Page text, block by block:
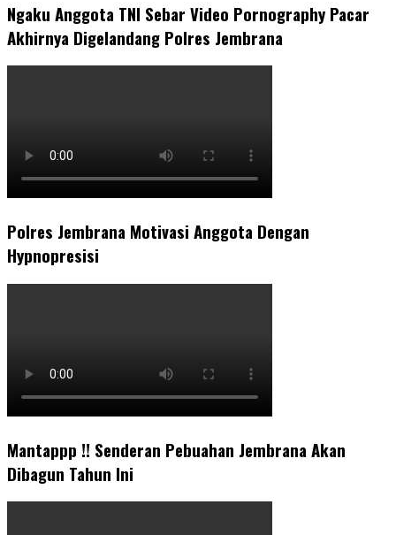
Ngaku Anggota TNI Sebar Video Pornography Pacar
Akhirnya Digelandang Polres Jembrana
Polres Jembrana Motivasi Anggota Dengan
Hypnopresisi
Mantappp !! Senderan Pebuahan Jembrana Akan
Dibagun Tahun Ini